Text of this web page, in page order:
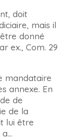
doit
mais il
donné
ex., Com. 29
mandataire
annexe. En
de
de la
lui être